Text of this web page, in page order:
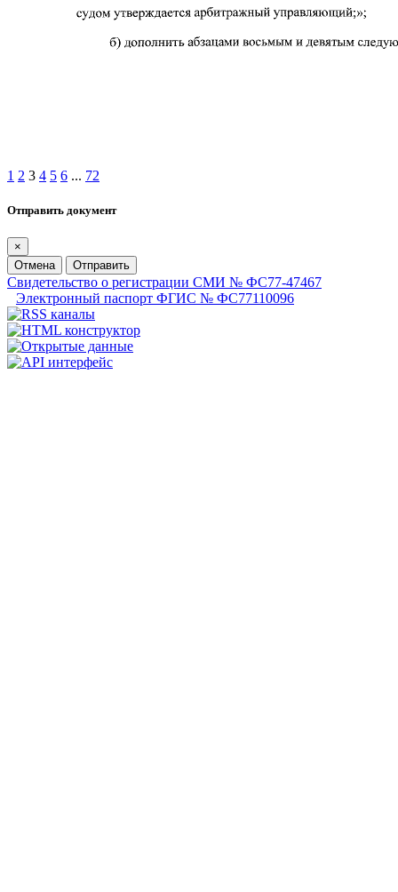
1 2 3 4 5 6 ... 72
Отправить документ
×
Отмена
Отправить
Свидетельство о регистрации СМИ № ФС77-47467
Электронный паспорт ФГИС № ФС77110096